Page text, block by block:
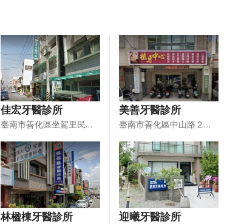
佳宏牙醫診所
臺南市善化區坐駕里民生路４１５號
美善牙醫診所
臺南市善化區中山路２１３號
林楹棟牙醫診所 迎曦牙醫診所